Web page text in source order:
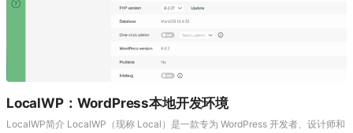
LocalWP：WordPress本地开发环境
LocalWP简介 LocalWP（现称 Local）是一款专为 WordPress 开发者、设计师和